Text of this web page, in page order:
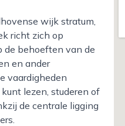
richt zich op
de behoeften van de
en ander
vaardigheden
lezen, studeren of
de centrale ligging